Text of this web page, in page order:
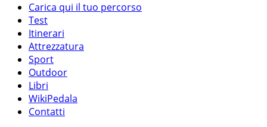
Carica qui il tuo percorso
Test
Itinerari
Attrezzatura
Sport
Outdoor
Libri
WikiPedala
Contatti